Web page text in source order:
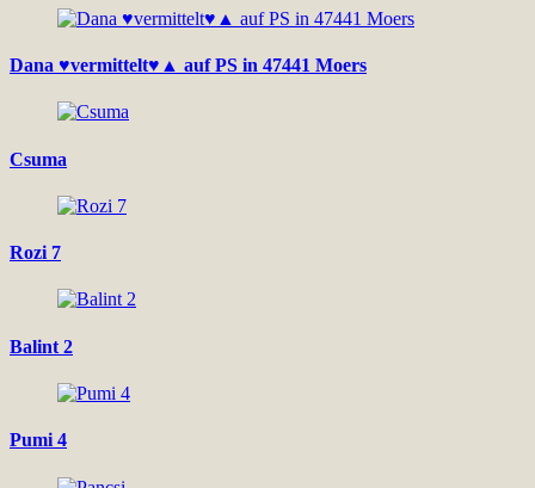
Dana ♥vermittelt♥▲ auf PS in 47441 Moers
Csuma
Rozi 7
Balint 2
Pumi 4